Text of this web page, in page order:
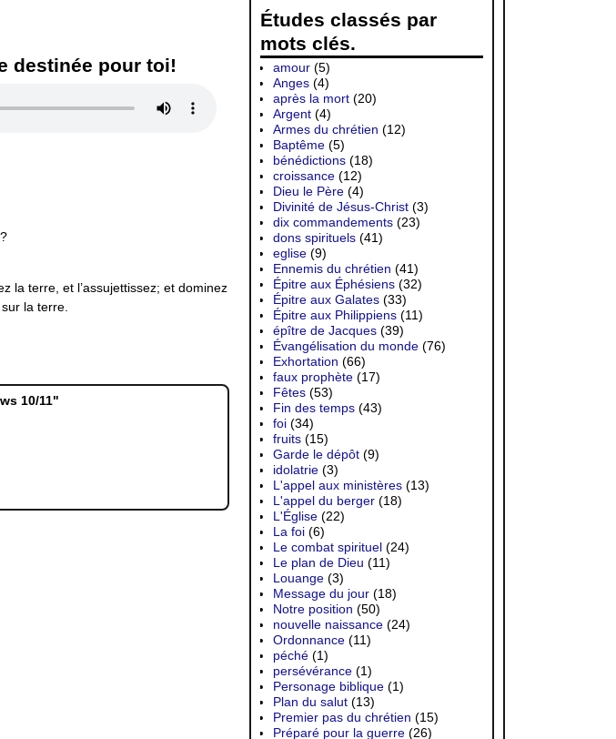
destinée pour toi!
la terre, et l’assujettissez; et dominez
la terre.
10/11"
Études classés par
mots clés.
amour (5)
Anges (4)
après la mort (20)
Argent (4)
Armes du chrétien (12)
Baptême (5)
bénédictions (18)
croissance (12)
Dieu le Père (4)
Divinité de Jésus-Christ (3)
dix commandements (23)
dons spirituels (41)
eglise (9)
Ennemis du chrétien (41)
Épitre aux Éphésiens (32)
Épitre aux Galates (33)
Épitre aux Philippiens (11)
épître de Jacques (39)
Évangélisation du monde (76)
Exhortation (66)
faux prophète (17)
Fêtes (53)
Fin des temps (43)
foi (34)
fruits (15)
Garde le dépôt (9)
idolatrie (3)
L'appel aux ministères (13)
L'appel du berger (18)
L'Église (22)
La foi (6)
Le combat spirituel (24)
Le plan de Dieu (11)
Louange (3)
Message du jour (18)
Notre position (50)
nouvelle naissance (24)
Ordonnance (11)
péché (1)
persévérance (1)
Personage biblique (1)
Plan du salut (13)
Premier pas du chrétien (15)
Préparé pour la guerre (26)